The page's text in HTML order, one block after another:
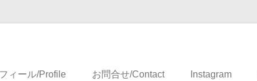
ィール/Profile お問合せ/Contact Instagram